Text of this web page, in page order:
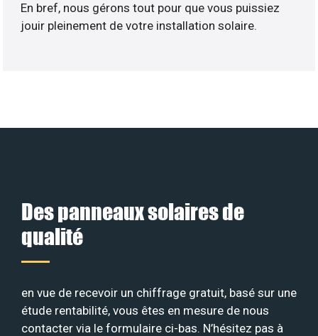
En bref, nous gérons tout pour que vous puissiez
jouir pleinement de votre installation solaire.
Des panneaux solaires de
qualité
en vue de recevoir un chiffrage gratuit, basé sur une
étude rentabilité, vous êtes en mesure de nous
contacter via le formulaire ci-bas. N’hésitez pas à